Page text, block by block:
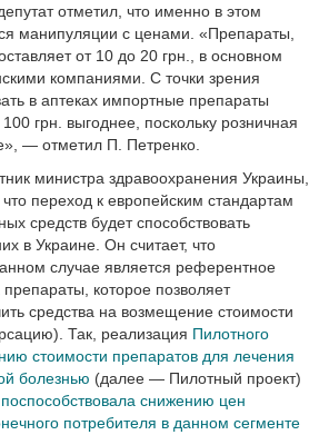
отметил, что именно в этом
манипуляции с ценами. «Препараты,
от 10 до 20 грн., в основном
компаниями. С точки зрения
в аптеках импортные препараты
грн. выгоднее, поскольку розничная
— отметил П. Петренко.
министра здравоохранения Украины,
что переход к европейским стандартам
средств будет способствовать
в Украине. Он считает, что
случае является референтное
которое позволяет
средства на возмещение стоимости
Так, реализация Пилотного
стоимости препаратов для лечения
болезнью (далее — Пилотный проект)
снижению цен
потребителя в данном сегменте